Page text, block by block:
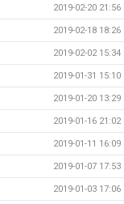
2019-02-20 21:56
2019-02-18 18:26
2019-02-02 15:34
2019-01-31 15:10
2019-01-20 13:29
2019-01-16 21:02
2019-01-11 16:09
2019-01-07 17:53
2019-01-03 17:06